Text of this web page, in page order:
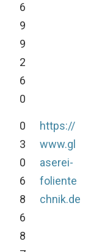
6
9
9
2
6
0
0
3
0
6
8
6
8
https://
www.gl
aserei-
foliente
chnik.de